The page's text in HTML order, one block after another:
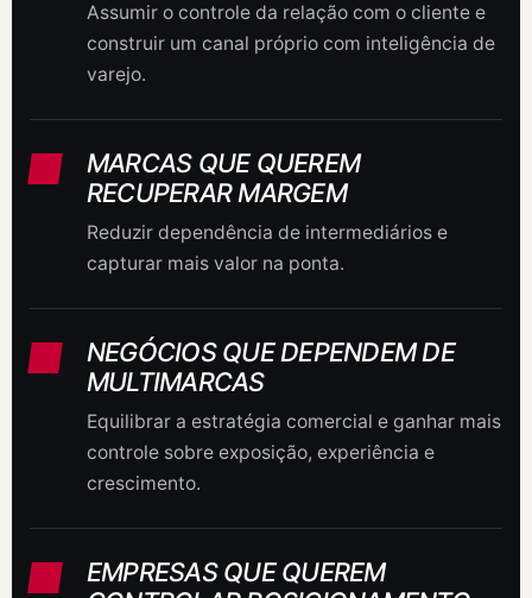
Assumir o controle da relação com o cliente e
construir um canal próprio com inteligência de
varejo.
MARCAS QUE QUEREM
RECUPERAR MARGEM
Reduzir dependência de intermediários e
capturar mais valor na ponta.
NEGÓCIOS QUE DEPENDEM DE
MULTIMARCAS
Equilibrar a estratégia comercial e ganhar mais
controle sobre exposição, experiência e
crescimento.
EMPRESAS QUE QUEREM